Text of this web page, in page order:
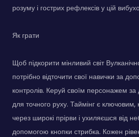
розуму і гострих рефлексів у цій
Як грати
Щоб підкорити мінливий світ
потрібно відточити свої навички за
контролів. Керуй своїм персонажем
для точного руху. Таймінг є
через широкі прірви і ухиляєшся від
допомогою кнопки стрибка. Кожен